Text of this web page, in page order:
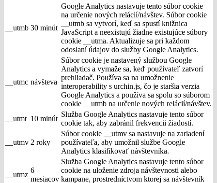
__utmb 30 minút
Google Analytics nastavuje tento súbor cookie
na určenie nových relácií/návštev. Súbor cookie
__utmb sa vytvorí, keď sa spustí knižnica
JavaScript a neexistujú žiadne existujúce súbory
cookie __utma. Aktualizuje sa pri každom
odoslaní údajov do služby Google Analytics.
__utmc návšteva
Súbor cookie je nastavený službou Google
Analytics a vymaže sa, keď používateľ zatvorí
prehliadač. Používa sa na umožnenie
interoperability s urchin.js, čo je staršia verzia
Google Analytics a používa sa spolu so súborom
cookie __utmb na určenie nových relácií/návštev.
__utmt 10 minút
Služba Google Analytics nastavuje tento súbor
cookie tak, aby zabránil frekvencii žiadostí.
__utmv 2 roky
Súbor cookie __utmv sa nastavuje na zariadení
používateľa, aby umožnil službe Google
Analytics klasifikovať návštevníka.
__utmz
6
mesiacov
Služba Google Analytics nastavuje tento súbor
cookie na uloženie zdroja návštevnosti alebo
kampane, prostredníctvom ktorej sa návštevník